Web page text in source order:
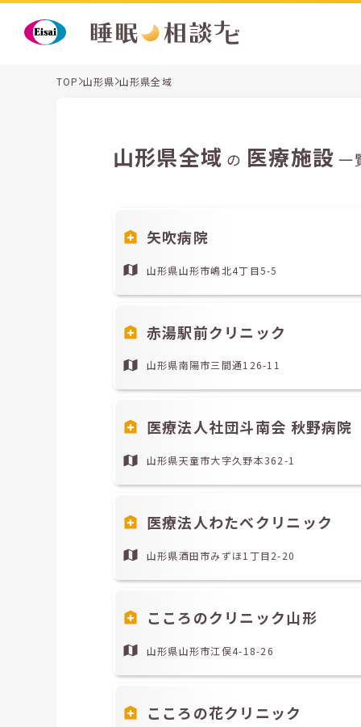
TOP 山形県 山形県全域
山形県全域 の 医療施設 一
矢吹病院
山形県山形市嶋北4丁目5-5
赤湯駅前クリニック
山形県南陽市三間通126-11
医療法人社団斗南会 秋野病院
山形県天童市大字久野本362-1
医療法人わたべクリニック
山形県酒田市みずほ1丁目2-20
こころのクリニック山形
山形県山形市江俣4-18-26
こころの花クリニック